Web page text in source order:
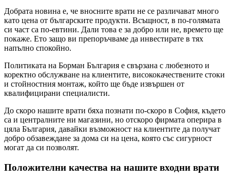
Добрата новина е, че вносните врати не се различават много
като цена от българските продукти. Всъщност, в по-голямата
си част са по-евтини. Дали това е за добро или не, времето ще
покаже. Ето защо ви препоръчваме да инвестирате в тях
напълно спокойно.
Политиката на Борман България е свързана с любезното и
коректно обслужване на клиентите, висококачествените стоки
и стойностния монтаж, който ще бъде извършен от
квалифицирани специалисти.
До скоро нашите врати бяха познати по-скоро в София, където
са и централните ни магазини, но отскоро фирмата оперира в
цяла България, давайки възможност на клиентите да получат
добро обзавеждане за дома си на цена, която със сигурност
могат да си позволят.
Положителни качества на нашите входни врати